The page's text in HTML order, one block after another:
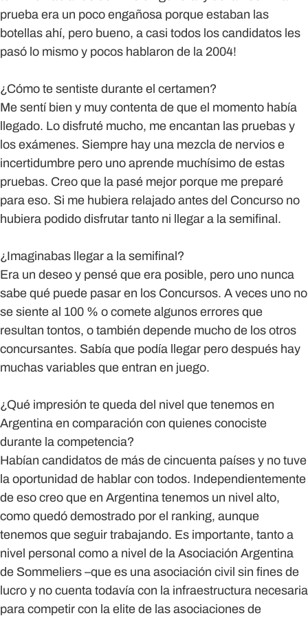
prueba era un poco engañosa porque estaban las
botellas ahí, pero bueno, a casi todos los candidatos les
pasó lo mismo y pocos hablaron de la 2004!
¿Cómo te sentiste durante el certamen?
Me sentí bien y muy contenta de que el momento había
llegado. Lo disfruté mucho, me encantan las pruebas y
los exámenes. Siempre hay una mezcla de nervios e
incertidumbre pero uno aprende muchísimo de estas
pruebas. Creo que la pasé mejor porque me preparé
para eso. Si me hubiera relajado antes del Concurso no
hubiera podido disfrutar tanto ni llegar a la semifinal.
¿Imaginabas llegar a la semifinal?
Era un deseo y pensé que era posible, pero uno nunca
sabe qué puede pasar en los Concursos. A veces uno no
se siente al 100 % o comete algunos errores que
resultan tontos, o también depende mucho de los otros
concursantes. Sabía que podía llegar pero después hay
muchas variables que entran en juego.
¿Qué impresión te queda del nivel que tenemos en
Argentina en comparación con quienes conociste
durante la competencia?
Habían candidatos de más de cincuenta países y no tuve
la oportunidad de hablar con todos. Independientemente
de eso creo que en Argentina tenemos un nivel alto,
como quedó demostrado por el ranking, aunque
tenemos que seguir trabajando. Es importante, tanto a
nivel personal como a nivel de la Asociación Argentina
de Sommeliers –que es una asociación civil sin fines de
lucro y no cuenta todavía con la infraestructura necesaria
para competir con la elite de las asociaciones de